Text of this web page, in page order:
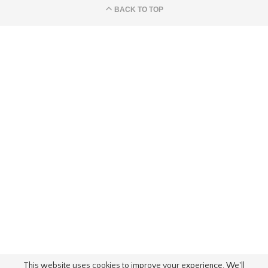
BACK TO TOP
This website uses cookies to improve your experience. We'll